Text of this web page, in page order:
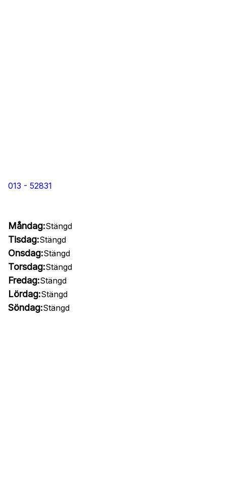
013 - 52831
Måndag:Stängd
Tisdag:Stängd
Onsdag:Stängd
Torsdag:Stängd
Fredag:Stängd
Lördag:Stängd
Söndag:Stängd